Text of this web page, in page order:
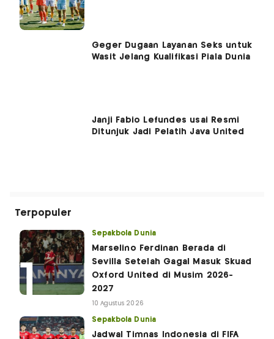
Geger Dugaan Layanan Seks untuk
Wasit Jelang Kualifikasi Piala Dunia
Janji Fabio Lefundes usai Resmi
Ditunjuk Jadi Pelatih Java United
Terpopuler
Sepakbola Dunia
Marselino Ferdinan Berada di
Sevilla Setelah Gagal Masuk Skuad
Oxford United di Musim 2026-
2027
10 Agustus 2026
Sepakbola Dunia
Jadwal Timnas Indonesia di FIFA